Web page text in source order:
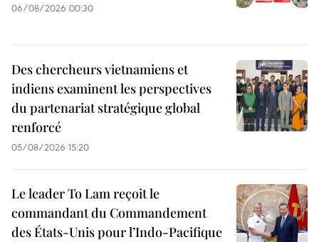
06/08/2026 00:30
Des chercheurs vietnamiens et
indiens examinent les perspectives
du partenariat stratégique global
renforcé
05/08/2026 15:20
Le leader To Lam reçoit le
commandant du Commandement
des États-Unis pour l’Indo-Pacifique